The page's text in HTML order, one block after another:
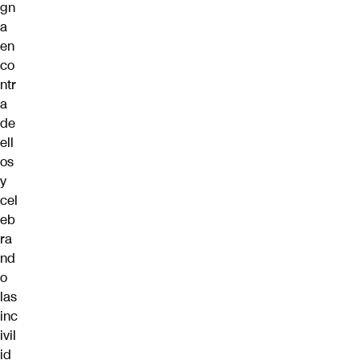
gn
a
en
co
ntr
a
de
ell
os
y
cel
eb
ra
nd
o
las
inc
ivil
id